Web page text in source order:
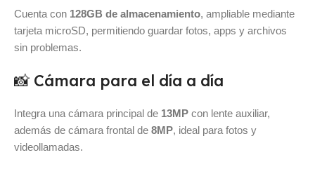
Cuenta con 128GB de almacenamiento, ampliable mediante
tarjeta microSD, permitiendo guardar fotos, apps y archivos
sin problemas.
📸 Cámara para el día a día
Integra una cámara principal de 13MP con lente auxiliar,
además de cámara frontal de 8MP, ideal para fotos y
videollamadas.